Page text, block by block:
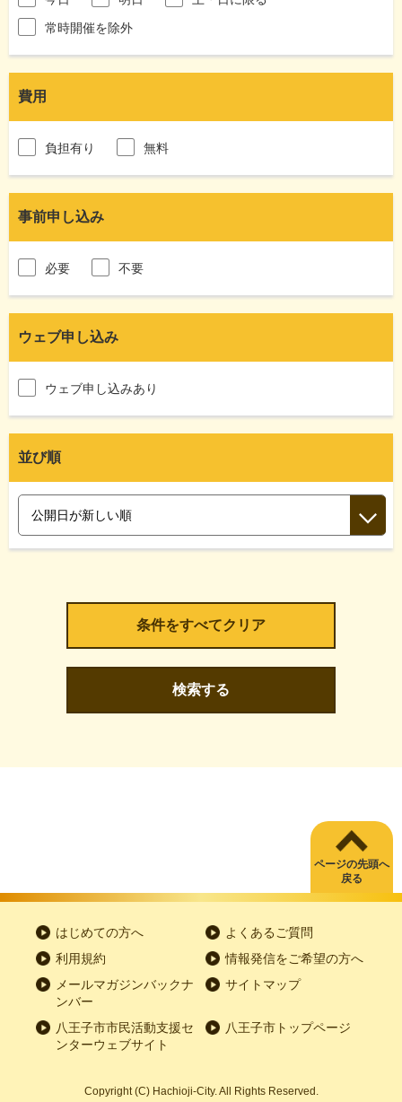
常時開催を除外
費用
負担有り 無料
事前申し込み
必要 不要
ウェブ申し込み
ウェブ申し込みあり
並び順
検索する
ページの先頭へ
戻る
はじめての方へ
よくあるご質問
利用規約
情報発信をご希望の方へ
メールマガジンバックナ
ンバー
サイトマップ
八王子市市民活動支援セ
ンターウェブサイト
八王子市トップページ
Copyright (C) Hachioji-City. All Rights Reserved.